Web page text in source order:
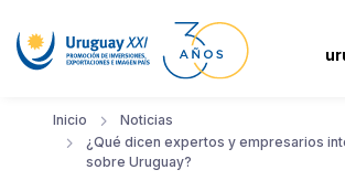
Inicio
Noticias
¿Qué dicen expertos y empresarios
sobre Uruguay?